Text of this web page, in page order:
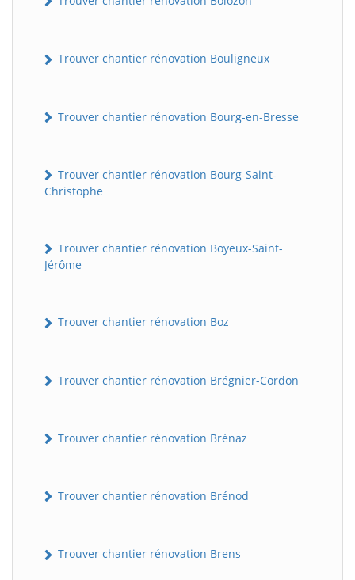
Trouver chantier rénovation Bouligneux
Trouver chantier rénovation Bourg-en-Bresse
Trouver chantier rénovation Bourg-Saint-
Christophe
Trouver chantier rénovation Boyeux-Saint-
Jérôme
Trouver chantier rénovation Boz
Trouver chantier rénovation Brégnier-Cordon
Trouver chantier rénovation Brénaz
Trouver chantier rénovation Brénod
Trouver chantier rénovation Brens